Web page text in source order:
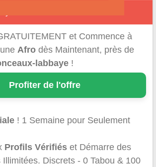
et Commence à
Afrodès Maintenant, près de
labbaye!
Profiter de l'offre
! 1 Semaine pour Seulement
Profils Vérifiés et Démarre des
Illimitées. Discrets - 0 Tabou & 100